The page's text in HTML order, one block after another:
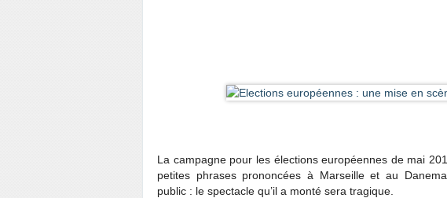
La campagne pour les élections européennes de mai
petites phrases prononcées à Marseille et au
public : le spectacle qu’il a monté sera tragique.